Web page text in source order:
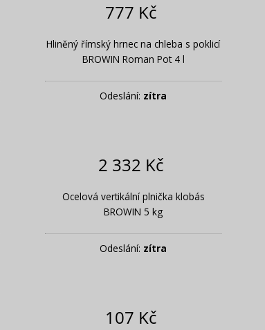
777 Kč
Hliněný římský hrnec na chleba s poklicí
BROWIN Roman Pot 4 l
Odeslání: zítra
2 332 Kč
Ocelová vertikální plnička klobás
BROWIN 5 kg
Odeslání: zítra
107 Kč